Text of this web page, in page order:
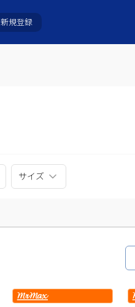
新規登録
サイズ